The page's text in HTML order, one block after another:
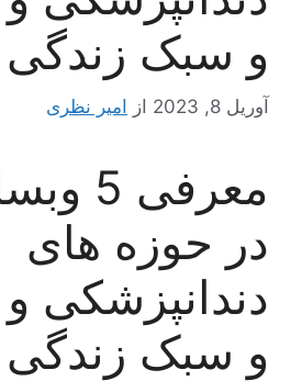
و سبک زندگی
آوریل 8, 2023 از امیر نظری
معرفی
در حوزه های
دندانپزشکی
و سبک زندگی